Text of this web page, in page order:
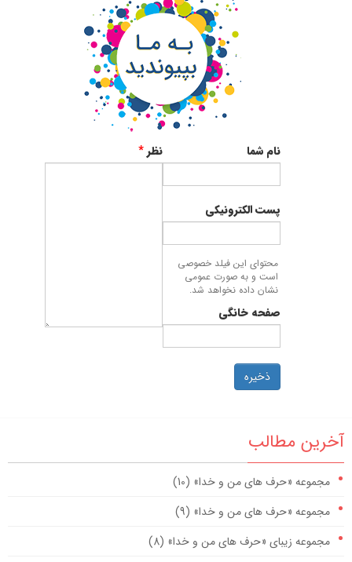
نام شما
پست الکترونیکی
محتوای این فیلد خصوصی
است و به صورت عمومی
نشان داده نخواهد شد.
صفحه خانگی
نظر*
ذخیره
آخرین مطالب
مجموعه «حرف های من و خدا» (10)
مجموعه «حرف های من و خدا» (9)
مجموعه زیبای «حرف های من و خدا» (8)